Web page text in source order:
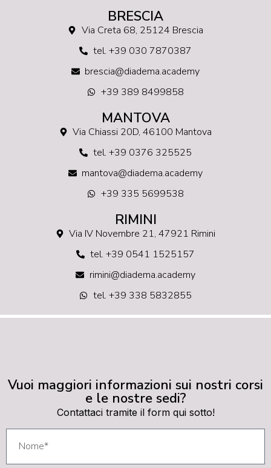
BRESCIA
Via Creta 68, 25124 Brescia
tel. +39 030 7870387
brescia@diadema.academy
+39 389 8499858
MANTOVA
Via Chiassi 20D, 46100 Mantova
tel. +39 0376 325525
mantova@diadema.academy
+39 335 5699538
RIMINI
Via IV Novembre 21, 47921 Rimini
tel. +39 0541 1525157
rimini@diadema.academy
tel. +39 338 5832855
Vuoi maggiori informazioni sui nostri corsi
e le nostre sedi?
Contattaci tramite il form qui sotto!